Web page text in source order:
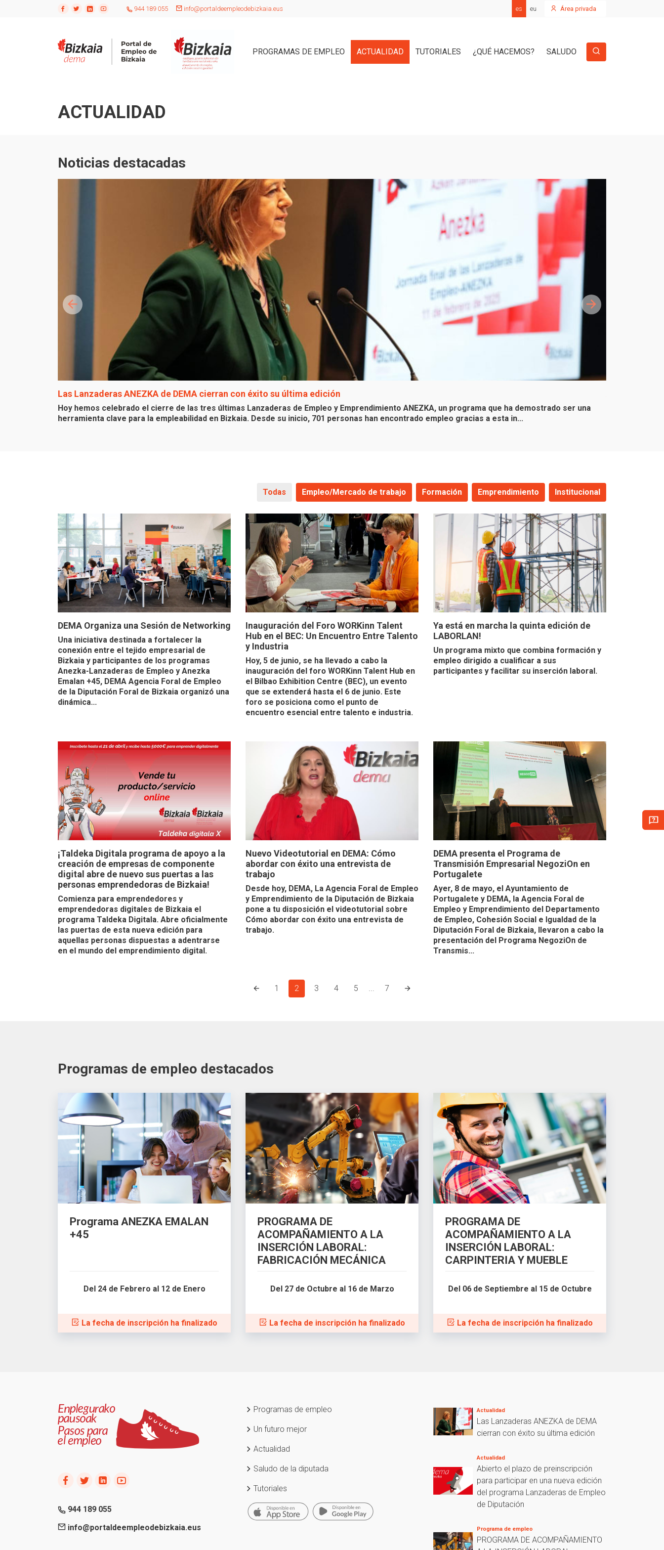
944 189 055 info@portaldeempleodebizkaia.eus es eu Área privada
PROGRAMAS DE EMPLEO ACTUALIDAD TUTORIALES ¿QUÉ HACEMOS? SALUDO
ACTUALIDAD
Noticias destacadas
Las Lanzaderas ANEZKA de DEMA cierran con éxito su última edición
Hoy hemos celebrado el cierre de las tres últimas Lanzaderas de Empleo y Emprendimiento ANEZKA, un programa que ha demostrado ser una
herramienta clave para la empleabilidad en Bizkaia. Desde su inicio, 701 personas han encontrado empleo gracias a esta in...
Todas Empleo/Mercado de trabajo Formación Emprendimiento Institucional
DEMA Organiza una Sesión de Networking
Una iniciativa destinada a fortalecer la
conexión entre el tejido empresarial de
Bizkaia y participantes de los programas
Anezka-Lanzaderas de Empleo y Anezka
Emalan +45, DEMA Agencia Foral de Empleo
de la Diputación Foral de Bizkaia organizó una
dinámica...
Inauguración del Foro WORKinn Talent
Hub en el BEC: Un Encuentro Entre Talento
y Industria
Hoy, 5 de junio, se ha llevado a cabo la
inauguración del foro WORKinn Talent Hub en
el Bilbao Exhibition Centre (BEC), un evento
que se extenderá hasta el 6 de junio. Este
foro se posiciona como el punto de
encuentro esencial entre talento e industria.
Ya está en marcha la quinta edición de
LABORLAN!
Un programa mixto que combina formación y
empleo dirigido a cualificar a sus
participantes y facilitar su inserción laboral.
¡Taldeka Digitala programa de apoyo a la
creación de empresas de componente
digital abre de nuevo sus puertas a las
personas emprendedoras de Bizkaia!
Comienza para emprendedores y
emprendedoras digitales de Bizkaia el
programa Taldeka Digitala. Abre oficialmente
las puertas de esta nueva edición para
aquellas personas dispuestas a adentrarse
en el mundo del emprendimiento digital.
Nuevo Videotutorial en DEMA: Cómo
abordar con éxito una entrevista de
trabajo
Desde hoy, DEMA, La Agencia Foral de Empleo
y Emprendimiento de la Diputación de Bizkaia
pone a tu disposición el videotutorial sobre
Cómo abordar con éxito una entrevista de
trabajo.
DEMA presenta el Programa de
Transmisión Empresarial NegoziOn en
Portugalete
Ayer, 8 de mayo, el Ayuntamiento de
Portugalete y DEMA, la Agencia Foral de
Empleo y Emprendimiento del Departamento
de Empleo, Cohesión Social e Igualdad de la
Diputación Foral de Bizkaia, llevaron a cabo la
presentación del Programa NegoziOn de
Transmis...
1 2 3 4 5 ... 7
Programas de empleo destacados
Programa ANEZKA EMALAN
+45
Del 24 de Febrero al 12 de Enero
La fecha de inscripción ha finalizado
PROGRAMA DE
ACOMPAÑAMIENTO A LA
INSERCIÓN LABORAL:
FABRICACIÓN MECÁNICA
Del 27 de Octubre al 16 de Marzo
La fecha de inscripción ha finalizado
PROGRAMA DE
ACOMPAÑAMIENTO A LA
INSERCIÓN LABORAL:
CARPINTERIA Y MUEBLE
Del 06 de Septiembre al 15 de Octubre
La fecha de inscripción ha finalizado
944 189 055
info@portaldeempleodebizkaia.eus
Programas de empleo
Un futuro mejor
Actualidad
Saludo de la diputada
Tutoriales
Actualidad
Las Lanzaderas ANEZKA de DEMA
cierran con éxito su última edición
Actualidad
Abierto el plazo de preinscripción
para participar en una nueva edición
del programa Lanzaderas de Empleo
de Diputación
Programa de empleo
PROGRAMA DE ACOMPAÑAMIENTO